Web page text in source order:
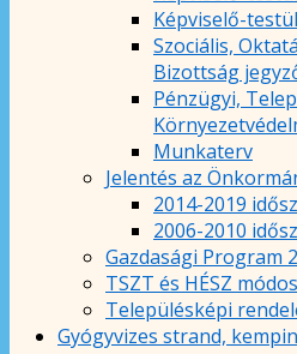
Képviselő-
Szociális,
Bizottság
Pénzügyi,
Munkaterv
Jelentés az
2014-2019
2006-2010
Gazdasági Program
TSZT és HÉSZ
Településképi
Gyógyvizes strand,